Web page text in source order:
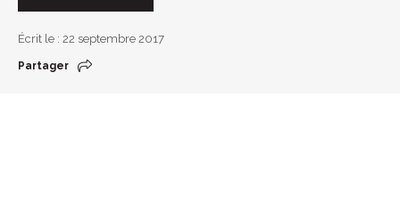
Écrit le : 22 septembre 2017
Partager